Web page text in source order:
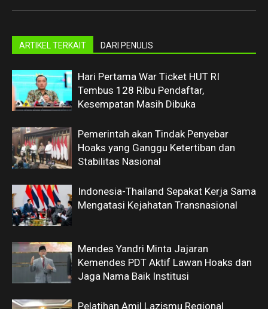
ARTIKEL TERKAIT DARI PENULIS
Hari Pertama War Ticket HUT RI
Tembus 128 Ribu Pendaftar,
Kesempatan Masih Dibuka
Pemerintah akan Tindak Penyebar
Hoaks yang Ganggu Ketertiban dan
Stabilitas Nasional
Indonesia-Thailand Sepakat Kerja Sama
Mengatasi Kejahatan Transnasional
Mendes Yandri Minta Jajaran
Kemendes PDT Aktif Lawan Hoaks dan
Jaga Nama Baik Institusi
Pelatihan Amil Lazismu Regional